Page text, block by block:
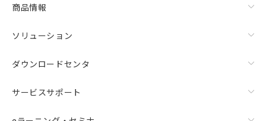
商品情報
ソリューション
ダウンロードセンタ
サービスサポート